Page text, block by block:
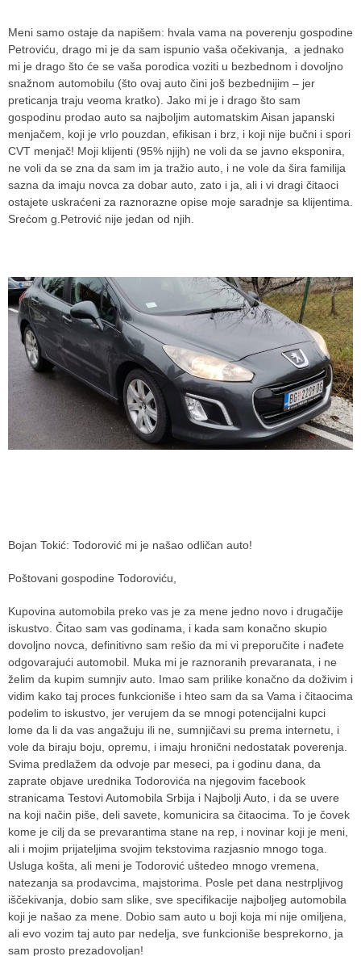
Meni samo ostaje da napišem: hvala vama na poverenju gospodine
Petroviću, drago mi je da sam ispunio vaša očekivanja, a jednako
mi je drago što će se vaša porodica voziti u bezbednom i dovoljno
snažnom automobilu (što ovaj auto čini još bezbednijim – jer
preticanja traju veoma kratko). Jako mi je i drago što sam
gospodinu prodao auto sa najboljim automatskim Aisan japanski
menjačem, koji je vrlo pouzdan, efikisan i brz, i koji nije bučni i spori
CVT menjač! Moji klijenti (95% njijh) ne voli da se javno eksponira,
ne voli da se zna da sam im ja tražio auto, i ne vole da šira familija
sazna da imaju novca za dobar auto, zato i ja, ali i vi dragi čitaoci
ostajete uskraćeni za raznorazne opise moje saradnje sa klijentima.
Srećom g.Petrović nije jedan od njih.
Bojan Tokić: Todorović mi je našao odličan auto!
Poštovani gospodine Todoroviću,
Kupovina automobila preko vas je za mene jedno novo i drugačije
iskustvo. Čitao sam vas godinama, i kada sam konačno skupio
dovoljno novca, definitivno sam rešio da mi vi preporučite i nađete
odgovarajući automobil. Muka mi je raznoranih prevaranata, i ne
želim da kupim sumnjiv auto. Imao sam prilike konačno da doživim i
vidim kako taj proces funkcioniše i hteo sam da sa Vama i čitaocima
podelim to iskustvo, jer verujem da se mnogi potencijalni kupci
lome da li da vas angažuju ili ne, sumnjičavi su prema internetu, i
vole da biraju boju, opremu, i imaju hronični nedostatak poverenja.
Svima predlažem da odvoje par meseci, pa i godinu dana, da
zaprate objave urednika Todorovića na njegovim facebook
stranicama Testovi Automobila Srbija i Najbolji Auto, i da se uvere
na koji način piše, deli savete, komunicira sa čitaocima. To je čovek
kome je cilj da se prevarantima stane na rep, i novinar koji je meni,
ali i mojim prijateljima svojim tekstovima razjasnio mnogo toga.
Usluga košta, ali meni je Todorović uštedeo mnogo vremena,
natezanja sa prodavcima, majstorima. Posle pet dana nestrpljivog
iščekivanja, dobio sam slike, sve specifikacije najboljeg automobila
koji je našao za mene. Dobio sam auto u boji koja mi nije omiljena,
ali evo vozim taj auto par nedelja, sve funkcioniše besprekorno, ja
sam prosto prezadovoljan!